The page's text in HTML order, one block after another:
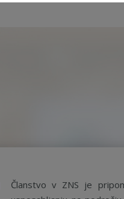
Članstvo v ZNS je